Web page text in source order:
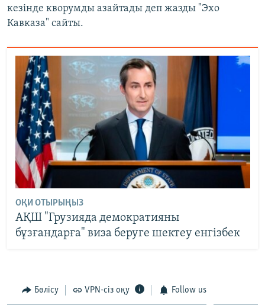
кезінде кворумды азайтады деп жазды "Эхо
Кавказа" сайты.
ОҚИ ОТЫРЫҢЫЗ
АҚШ "Грузияда демократияны
бұзғандарға" виза беруге шектеу енгізбек
Бөлісу VPN-сіз оқу Follow us